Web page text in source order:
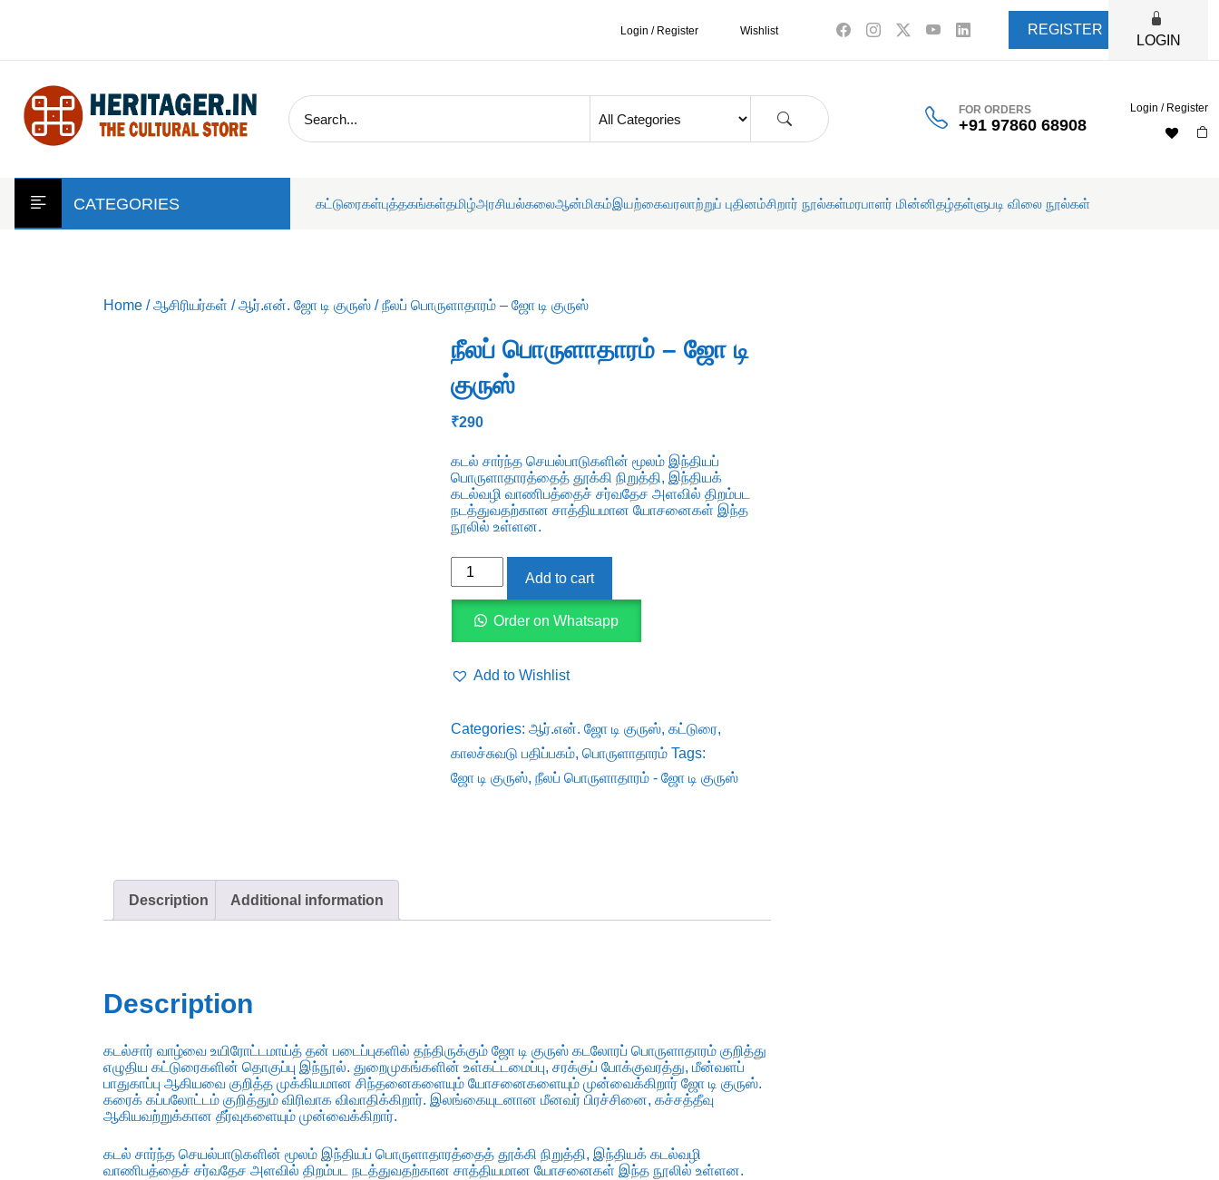
Login / Register Wishlist REGISTER
LOGIN
FOR ORDERS
+91 97860 68908
Login / Register
CATEGORIES கட்டுரைகள்புத்தகங்கள்தமிழ்அரசியல்கலைஆன்மிகம்இயற்கைவரலாற்றுப் புதினம்சிறார் நூல்கள்மரபாளர் மின்னிதழ்தள்ளுபடி விலை நூல்கள்
Home /ஆசிரியர்கள் /ஆர்.என். ஜோ டி குருஸ் / நீலப் பொருளாதாரம் – ஜோ டி குருஸ்
நீலப் பொருளாதாரம் – ஜோ டி
குருஸ்
₹290
கடல் சார்ந்த செயல்பாடுகளின் மூலம் இந்தியப்
பொருளாதாரத்தைத் தூக்கி நிறுத்தி, இந்தியக்
கடல்வழி வாணிபத்தைச் சர்வதேச அளவில் திறம்பட
நடத்துவதற்கான சாத்தியமான யோசனைகள் இந்த
நூலில் உள்ளன.
நீலப்
ஜோ
Add to cart
Order on Whatsapp
Add to Wishlist
Categories: ஆர்.என். ஜோ டி குருஸ், கட்டுரை,
காலச்சுவடு பதிப்பகம், பொருளாதாரம் Tags:
ஜோ டி குருஸ், நீலப் பொருளாதாரம் - ஜோ டி குருஸ்
Description Additional information
Description
கடல்சார் வாழ்வை உயிரோட்டமாய்த் தன் படைப்புகளில் தந்திருக்கும் ஜோ டி குருஸ் கடலோரப் பொருளாதாரம் குறித்து
எழுதிய கட்டுரைகளின் தொகுப்பு இந்நூல். துறைமுகங்களின் உள்கட்டமைப்பு, சரக்குப் போக்குவரத்து, மீன்வளப்
பாதுகாப்பு ஆகியவை குறித்த முக்கியமான சிந்தனைகளையும் யோசனைகளையும் முன்வைக்கிறார் ஜோ டி குருஸ்.
கரைக் கப்பலோட்டம் குறித்தும் விரிவாக விவாதிக்கிறார். இலங்கையுடனான மீனவர் பிரச்சினை, கச்சத்தீவு
ஆகியவற்றுக்கான தீர்வுகளையும் முன்வைக்கிறார்.
கடல் சார்ந்த செயல்பாடுகளின் மூலம் இந்தியப் பொருளாதாரத்தைத் தூக்கி நிறுத்தி, இந்தியக் கடல்வழி
வாணிபத்தைச் சர்வதேச அளவில் திறம்பட நடத்துவதற்கான சாத்தியமான யோசனைகள் இந்த நூலில் உள்ளன.